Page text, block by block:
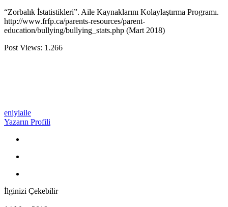
“Zorbalık İstatistikleri”. Aile Kaynaklarını Kolaylaştırma Programı.
http://www.frfp.ca/parents-resources/parent-
education/bullying/bullying_stats.php (Mart 2018)
Post Views: 1.266
eniyiaile
Yazarın Profili
İlginizi Çekebilir